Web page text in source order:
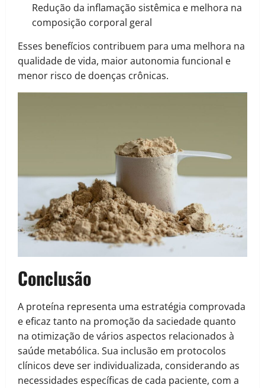
Redução da inflamação sistêmica e melhora na
composição corporal geral
Esses benefícios contribuem para uma melhora na
qualidade de vida, maior autonomia funcional e
menor risco de doenças crônicas.
Conclusão
A proteína representa uma estratégia comprovada
e eficaz tanto na promoção da saciedade quanto
na otimização de vários aspectos relacionados à
saúde metabólica. Sua inclusão em protocolos
clínicos deve ser individualizada, considerando as
necessidades específicas de cada paciente, com a